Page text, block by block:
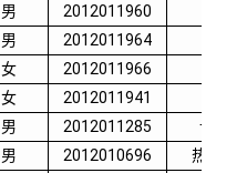
男 2012011960
男 2012011964
女 2012011966
女 2012011941
男 2012011285 计算
男 2012010696
热能工